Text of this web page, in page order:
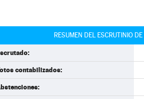
RESUMEN DEL ESCRUTINIO
contabilizados: